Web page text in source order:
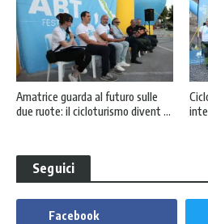
Amatrice guarda al futuro sulle
due ruote: il cicloturismo divent ...
Seguici
Facebook